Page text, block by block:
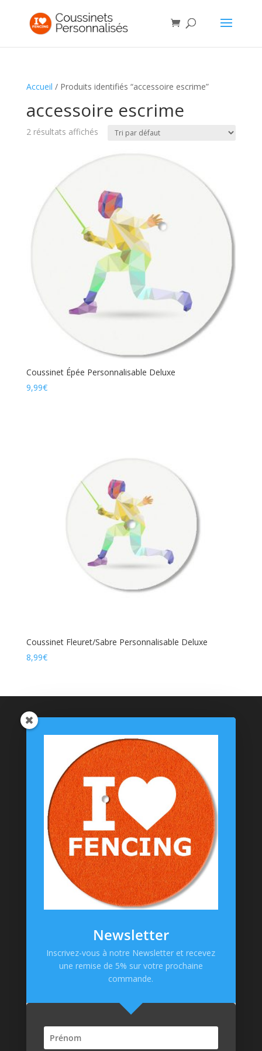
Accueil / Produits identifiés “accessoire escrime”
accessoire escrime
2 résultats affichés
Coussinet Épée Personnalisable Deluxe
9,99€
Coussinet Fleuret/Sabre Personnalisable Deluxe
8,99€
Catégories de produits
Coussinets Personnalisés
T-shirts
Chaussettes
Goodies
Informations
Messagerie Facebook
Mentions Légales
Politique de confidentialité
Paiement en ligne
Newsletter
Inscrivez-vous à notre Newsletter et recevez
une remise de 5% sur votre prochaine
commande.